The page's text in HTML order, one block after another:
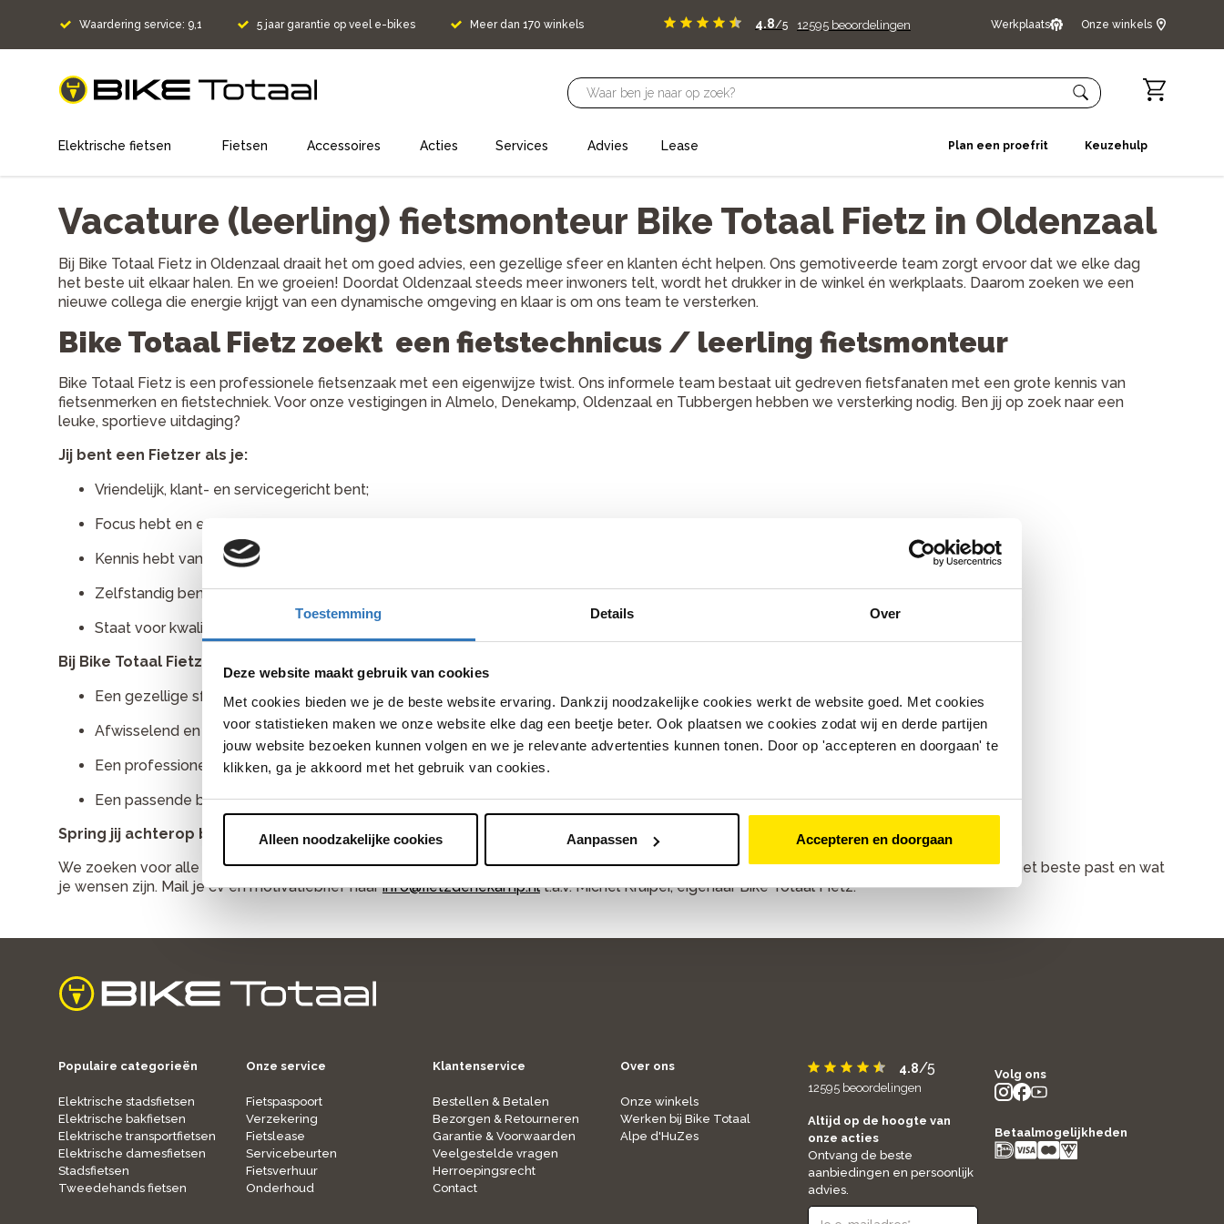
Toestemming Details Over
Deze website maakt gebruik van cookies
Met cookies bieden we je de beste website ervaring. Dankzij noodzakelijke cookies werkt de website goed. Met cookies
voor statistieken maken we onze website elke dag een beetje beter. Ook plaatsen we cookies zodat wij en derde partijen
jouw website bezoeken kunnen volgen en we je relevante advertenties kunnen tonen. Door op 'accepteren en doorgaan' te
klikken, ga je akkoord met het gebruik van cookies.
Alleen noodzakelijke cookies Aanpassen Accepteren en doorgaan
Waardering service: 9,1 5 jaar garantie op veel e-bikes Meer dan 170 winkels 4.8/5 12595 beoordelingen Werkplaats Onze winkels
home
Elektrische fietsen Fietsen Accessoires Acties Services Advies Lease Plan een proefrit Keuzehulp
Vacature (leerling) fietsmonteur Bike Totaal Fietz in Oldenzaal
Bij Bike Totaal Fietz in Oldenzaal draait het om goed advies, een gezellige sfeer en klanten écht helpen. Ons gemotiveerde team zorgt ervoor dat we elke dag
het beste uit elkaar halen. En we groeien! Doordat Oldenzaal steeds meer inwoners telt, wordt het drukker in de winkel én werkplaats. Daarom zoeken we een
nieuwe collega die energie krijgt van een dynamische omgeving en klaar is om ons team te versterken.
Bike Totaal Fietz zoekt een fietstechnicus / leerling fietsmonteur
Bike Totaal Fietz is een professionele fietsenzaak met een eigenwijze twist. Ons informele team bestaat uit gedreven fietsfanaten met een grote kennis van
fietsenmerken en fietstechniek. Voor onze vestigingen in Almelo, Denekamp, Oldenzaal en Tubbergen hebben we versterking nodig. Ben jij op zoek naar een
leuke, sportieve uitdaging?
Jij bent een Fietzer als je:
Vriendelijk, klant- en servicegericht bent;
Focus hebt en efficiënt kunt werken;
Kennis hebt van technische zaken;
Zelfstandig bent en een groot verantwoordelijkheidsgevoel hebt;
Staat voor kwaliteit.
Bij Bike Totaal Fietz krijg je gegarandeerd
Een gezellige sfeer met teamgerichte collega’s;
Afwisselend en uitdagend werk;
Een professionele werkplek, zowel in de winkel als in de werkplaats;
Een passende beloning naar de ervaring die je meebrengt.
Spring jij achterop bij Bike Totaal Fietz? Enjoy the ride!
We zoeken voor alle vestigingen ondersteuning. Alles is mogelijk: fulltime of parttime. Graag gaan we met je in gesprek om te kijken waar je het beste past en wat
je wensen zijn. Mail je cv en motivatiebrief naarinfo@fietzdenekamp.nlt.a.v. Michel Kruiper, eigenaar Bike Totaal Fietz.
home
Populaire categorieën
Elektrische stadsfietsen
Elektrische bakfietsen
Elektrische transportfietsen
Elektrische damesfietsen
Stadsfietsen
Tweedehands fietsen
Onze service
Fietspaspoort
Verzekering
Fietslease
Servicebeurten
Fietsverhuur
Onderhoud
Klantenservice
Bestellen & Betalen
Bezorgen & Retourneren
Garantie & Voorwaarden
Veelgestelde vragen
Herroepingsrecht
Contact
Over ons
Onze winkels
Werken bij Bike Totaal
Alpe d'HuZes
4.8/5
12595 beoordelingen
Altijd op de hoogte van
onze acties
Ontvang de beste
aanbiedingen en persoonlijk
advies.
Volg ons
instagram
facebook
Betaalmogelijkheden